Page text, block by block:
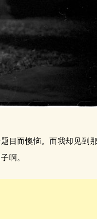
目而懊恼。而我却见到
啊。